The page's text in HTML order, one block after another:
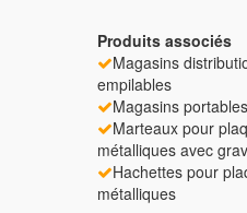
Produits associés
Magasins
empilables
Magasins
Marteaux pour
métalliques avec
Hachettes pour
métalliques